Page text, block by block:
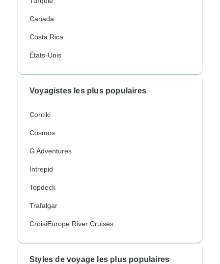
Canada
Costa Rica
États-Unis
Voyagistes les plus populaires
Contiki
Cosmos
G Adventures
Intrepid
Topdeck
Trafalgar
CroisiEurope River Cruises
Styles de voyage les plus populaires